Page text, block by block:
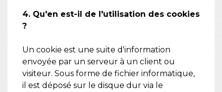
4. Qu'en est-il de l'utilisation des cookies
?
Un cookie est une suite d'information
envoyée par un serveur à un client ou
visiteur. Sous forme de fichier informatique,
il est déposé sur le disque dur via le